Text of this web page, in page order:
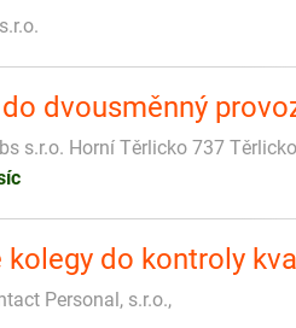
dvousměnný
s.r.o. Horní Těrlicko 737 Těrlicko
do kontroly
Personal, s.r.o.,